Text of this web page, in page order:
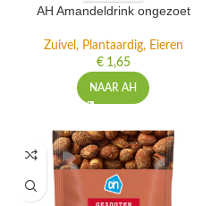
AH Amandeldrink ongezoet
Zuivel, Plantaardig, Eieren
€1,65
NAAR AH